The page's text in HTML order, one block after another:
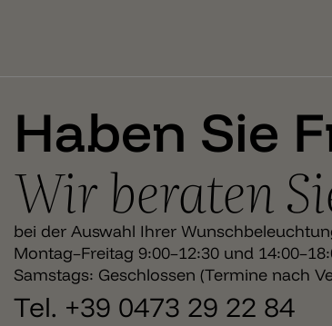
Haben Sie
Wir beraten
bei der Auswahl Ihrer
Montag–Freitag 9:00–12:30 und
Samstags: Geschlossen (Termine nach
Tel. +39 0473 29 22 84